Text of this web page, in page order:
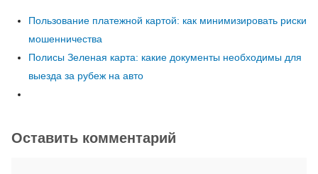
Пользование платежной картой: как минимизировать риски
мошенничества
Полисы Зеленая карта: какие документы необходимы для
выезда за рубеж на авто
Оставить комментарий